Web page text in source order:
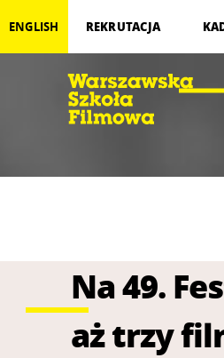
ENGLISH REKRUTACJA
Na 49.
aż trzy